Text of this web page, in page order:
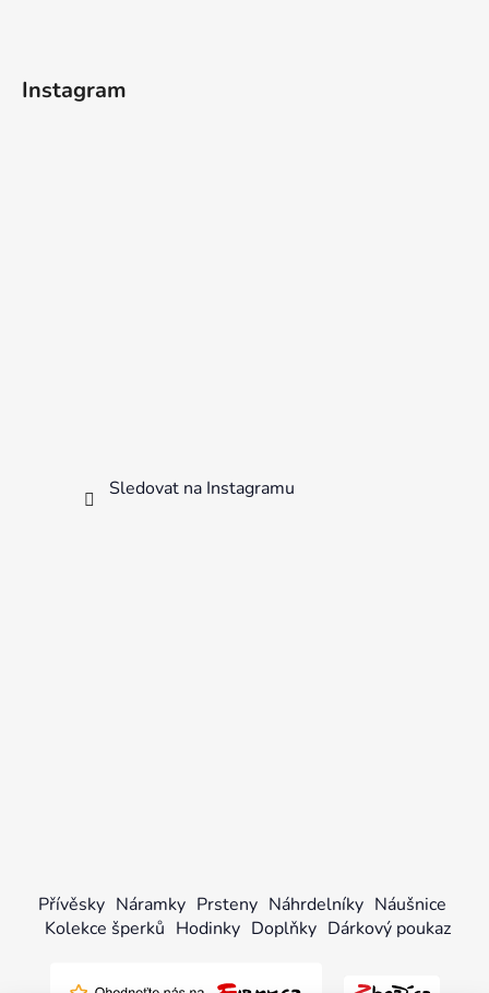
Instagram
Sledovat na Instagramu
Přívěsky Náramky Prsteny Náhrdelníky Náušnice
Kolekce šperků Hodinky Doplňky Dárkový poukaz